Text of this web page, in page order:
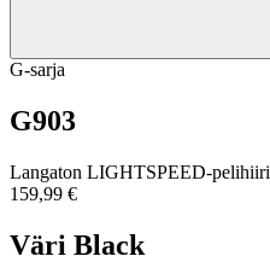
G-sarja
G903
Langaton LIGHTSPEED-pelihiiri
159,99 €
Väri Black